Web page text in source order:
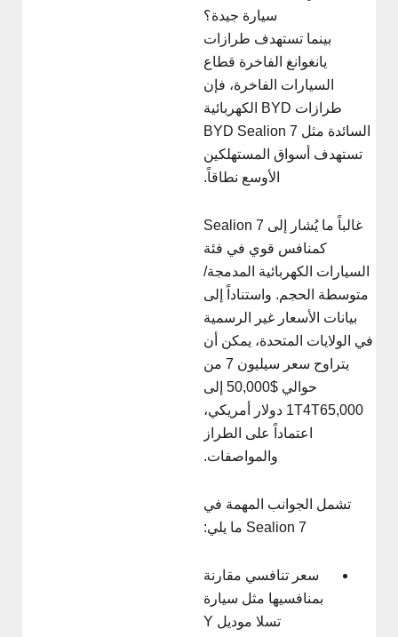
سيارة جيدة؟
بينما تستهدف طرازات
يانغوانغ الفاخرة قطاع
السيارات الفاخرة، فإن
طرازات BYD الكهربائية
السائدة مثل BYD Sealion 7
تستهدف أسواق المستهلكين
الأوسع نطاقاً.
غالباً ما يُشار إلى Sealion 7
كمنافس قوي في فئة
السيارات الكهربائية المدمجة/
متوسطة الحجم. واستناداً إلى
بيانات الأسعار غير الرسمية
في الولايات المتحدة، يمكن أن
يتراوح سعر سيليون 7 من
حوالي $50,000 إلى
1T4T65,000 دولار أمريكي،
اعتماداً على الطراز
والمواصفات.
تشمل الجوانب المهمة في
Sealion 7 ما يلي:
سعر تنافسي مقارنة
بمنافسيها مثل سيارة
تسلا موديل Y